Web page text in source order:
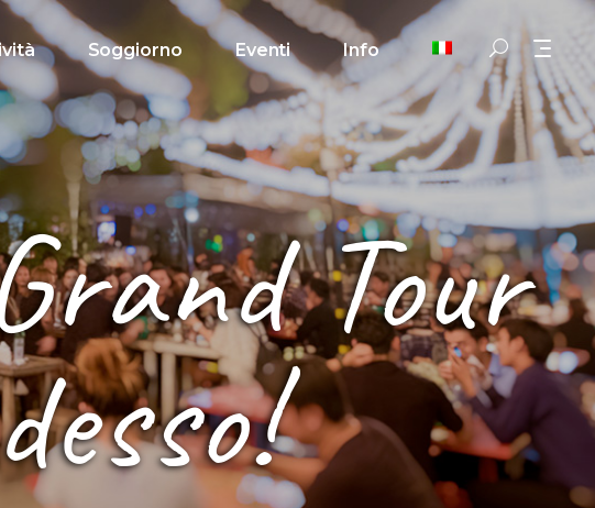
Soggiorno Eventi Info
Tour